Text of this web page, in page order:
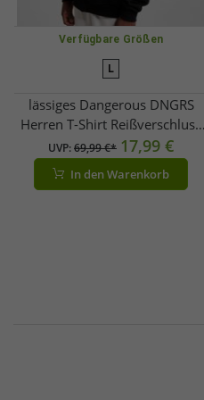
Verfügbare Größen
L
lässiges Dangerous DNGRS
Herren T-Shirt Reißverschluss
Kapuze mit Baumwolle
Schwarz
UVP:69,99 €* 17,99 €
In den Warenkorb